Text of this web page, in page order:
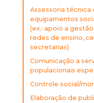
Assessoria técnica
equipamentos
(ex.: apoio a
redes de ensino,
secretarias)
Comunicação a
populacionais
Controle social/
Elaboração de